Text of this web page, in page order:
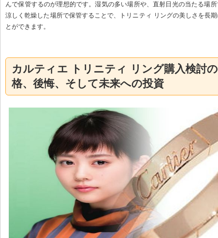
んで保管するのが理想的です。湿気の多い場所や、直射日光の当たる場
涼しく乾燥した場所で保管することで、トリニティ リングの美しさを長
とができます。
カルティエ トリニティ リング購入検討
格、後悔、そして未来への投資